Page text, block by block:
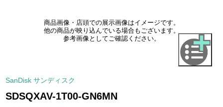
商品画像・店頭での展示画像はイメージです。
他の商品が映り込んでいる場合もございます。
参考画像としてご確認ください。
SanDisk サンディスク
SDSQXAV-1T00-GN6MN